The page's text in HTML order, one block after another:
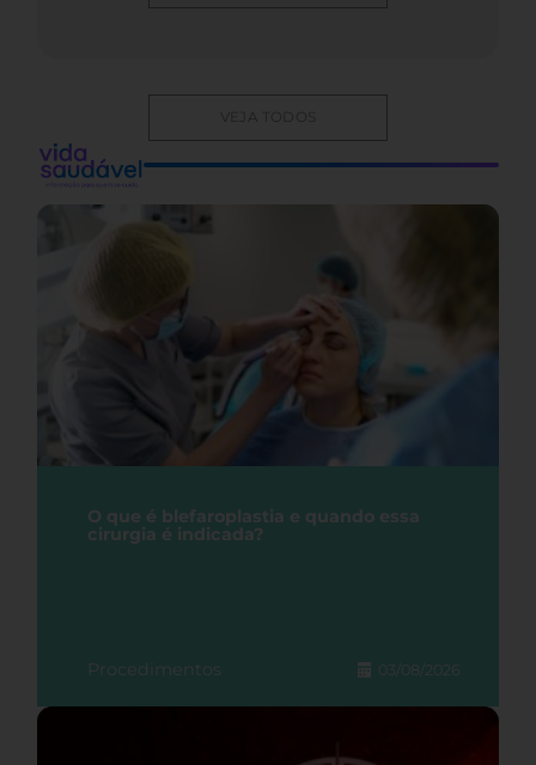
VEJA TODOS
O que é blefaroplastia e quando essa
cirurgia é indicada?
Procedimentos 03/08/2026